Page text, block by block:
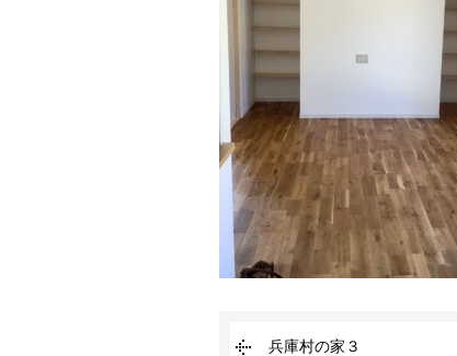
兵庫村の家３